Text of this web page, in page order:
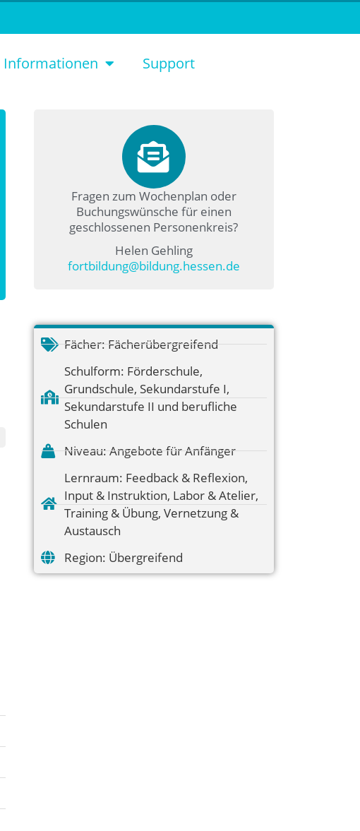
Informationen Support
Fragen zum Wochenplan oder
Buchungswünsche für einen
geschlossenen Personenkreis?
Helen Gehling
fortbildung@bildung.hessen.de
Fächer: Fächerübergreifend
Schulform: Förderschule,
Grundschule, Sekundarstufe I,
Sekundarstufe II und berufliche
Schulen
Niveau: Angebote für Anfänger
Lernraum: Feedback & Reflexion,
Input & Instruktion, Labor & Atelier,
Training & Übung, Vernetzung &
Austausch
Region: Übergreifend